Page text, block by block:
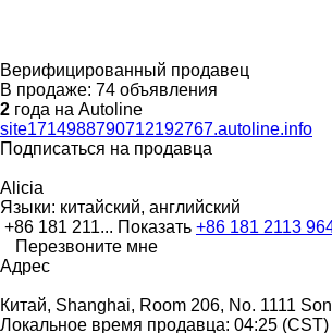
Верифицированный продавец
В продаже: 74 объявления
2 года на Autoline
site1714988790712192767.autoline.info
Подписаться на продавца
Alicia
Языки: китайский, английский
+86 181 211... Показать +86 181 2113
Перезвоните мне
Адрес
Китай, Shanghai, Room 206, No. 1111
Локальное время продавца: 04:25 (CST)